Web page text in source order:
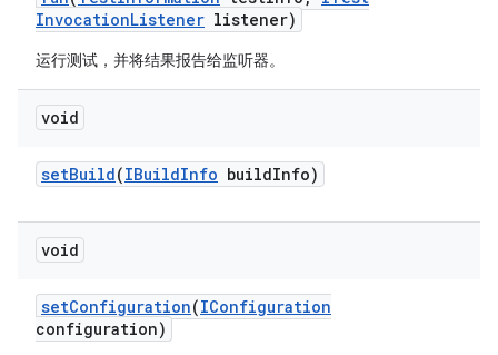
InvocationListener listener)
运行测试，并将结果报告给监听器。
void
setBuild(IBuildInfo buildInfo)
void
setConfiguration(IConfiguration
configuration)